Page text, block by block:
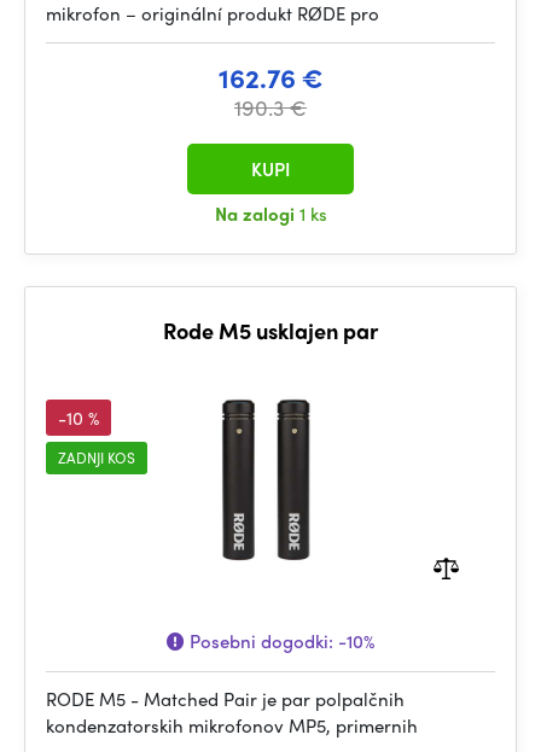
mikrofon – originální produkt RØDE pro
162.76 €
190.3 €
Na zalogi 1 ks
KUPI
Rode M5 usklajen par
-10 %
ZADNJI KOS
Posebni dogodki: -10%
RODE M5 - Matched Pair je par polpalčnih
kondenzatorskih mikrofonov MP5, primernih